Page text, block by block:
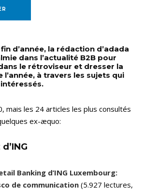
d’année, la rédaction d’adada
dans l’actualité B2B pour
le rétroviseur et dresser la
à travers les sujets qui
mais les 24 articles les plus consultés
ex-æquo:
Banking d’ING Luxembourg:
de communication (5.927 lectures,